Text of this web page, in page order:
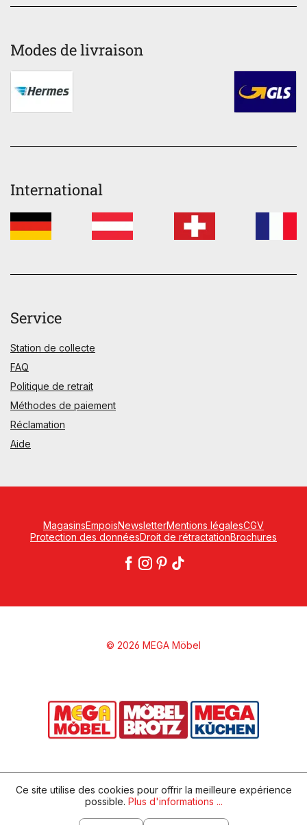
Modes de livraison
International
Service
Station de collecte
FAQ
Politique de retrait
Méthodes de paiement
Réclamation
Aide
MagasinsEmpoisNewsletterMentions légalesCGV
Protection des donnéesDroit de rétractationBrochures
© 2026 MEGA Möbel
Ce site utilise des cookies pour offrir la meilleure expérience
possible. Plus d'informations ...